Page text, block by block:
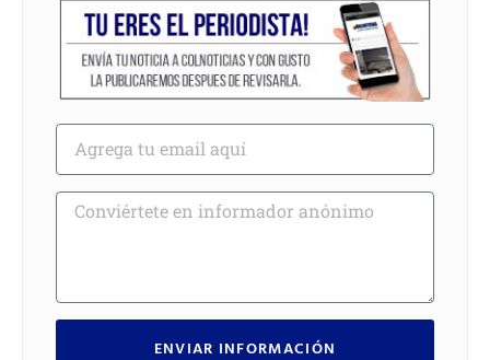
ENVIAR INFORMACIÓN